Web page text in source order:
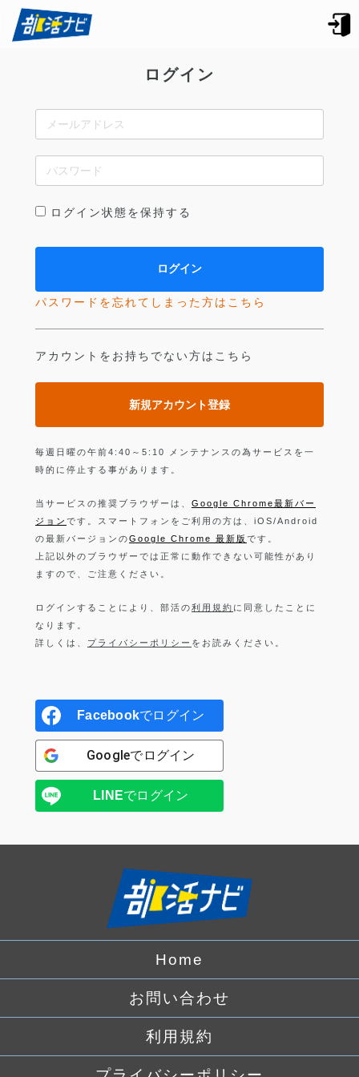
ログイン
ログイン状態を保持する
パスワードを忘れてしまった方はこちら
アカウントをお持ちでない方はこちら
新規アカウント登録
毎週日曜の午前4:40～5:10 メンテナンスの為サービスを一
時的に停止する事があります。
当サービスの推奨ブラウザーは、 Google Chrome最新バー
ジョン です。スマートフォンをご利用の方は、iOS/Android
の最新バージョンのGoogle Chrome 最新版 です。
上記以外のブラウザーでは正常に動作できない可能性があり
ますので、ご注意ください。
ログインすることにより、部活の利用規約 に同意したことに
なります。
詳しくは、 プライバシーポリシー をお読みください。
Facebookでログイン
Googleでログイン
LINEでログイン
Home
お問い合わせ
利用規約